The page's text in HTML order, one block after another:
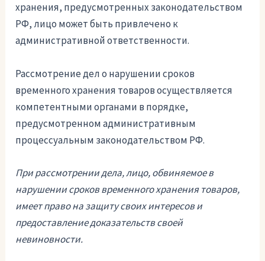
хранения, предусмотренных законодательством
РФ, лицо может быть привлечено к
административной ответственности.
Рассмотрение дел о нарушении сроков
временного хранения товаров осуществляется
компетентными органами в порядке,
предусмотренном административным
процессуальным законодательством РФ.
При рассмотрении дела, лицо, обвиняемое в
нарушении сроков временного хранения товаров,
имеет право на защиту своих интересов и
предоставление доказательств своей
невиновности.